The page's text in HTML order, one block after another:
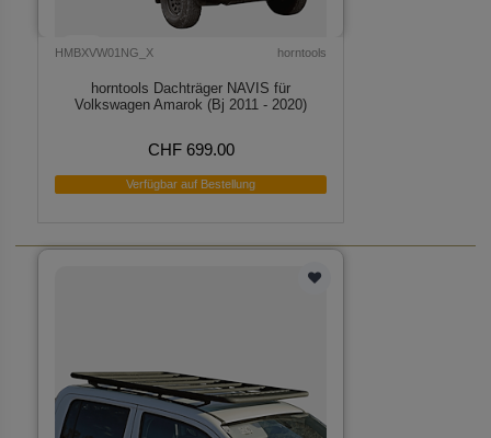
HMBXVW01NG_X horntools
horntools Dachträger NAVIS für
Volkswagen Amarok (Bj 2011 - 2020)
CHF 699.00
Verfügbar auf Bestellung